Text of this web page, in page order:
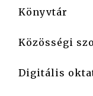
Könyvtár
Közösségi
Digitális